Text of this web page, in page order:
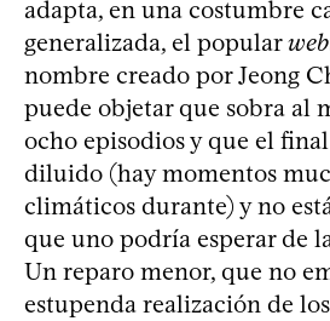
adapta, en una costumbre
generalizada, el popular
nombre creado por Jeong
puede objetar que sobra al
ocho episodios y que el
diluido (hay momentos
climáticos durante) y no
que uno podría esperar de
Un reparo menor, que no
estupenda realización de